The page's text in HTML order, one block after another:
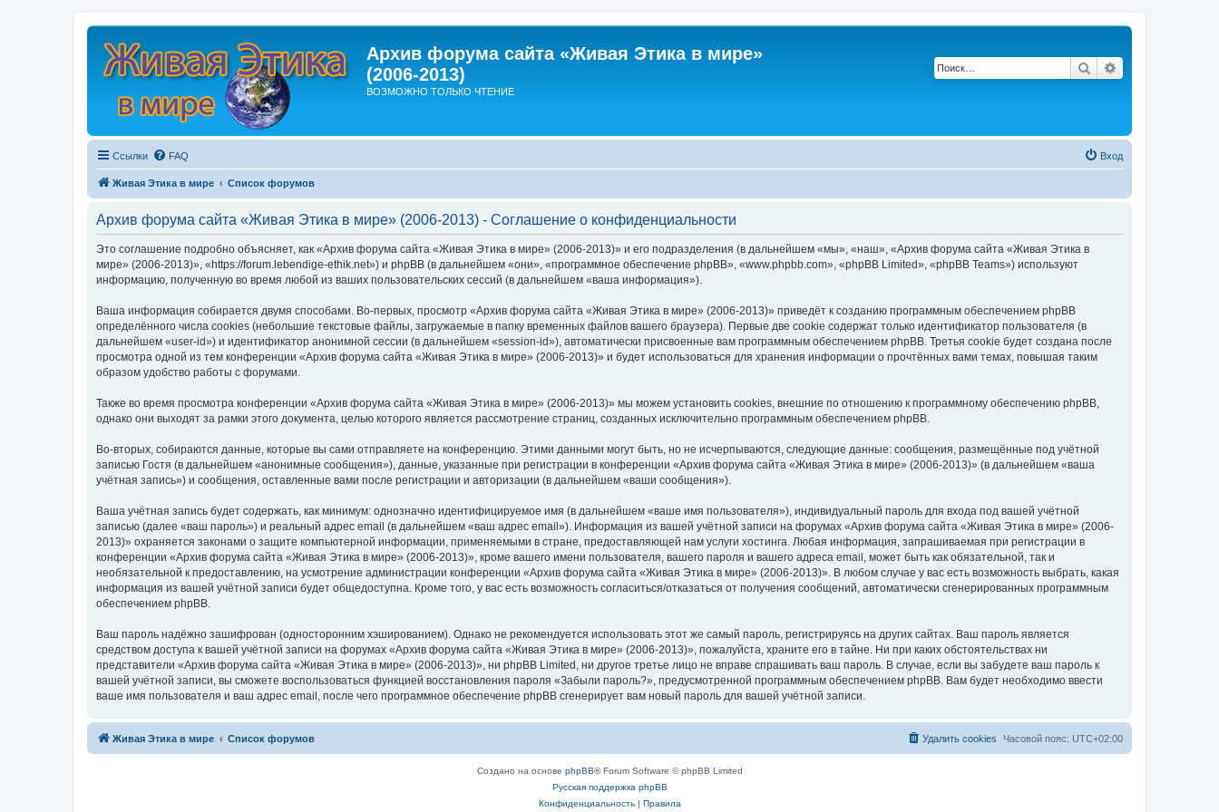
Архив форума сайта «Живая Этика в мире»
(2006-2013)
ВОЗМОЖНО ТОЛЬКО ЧТЕНИЕ
Поиск
Ссылки FAQ Вход
Живая Этика в мире Список форумов
Архив форума сайта «Живая Этика в мире» (2006-2013) - Соглашение о конфиденциальности
Это соглашение подробно объясняет, как «Архив форума сайта «Живая Этика в мире» (2006-2013)» и его подразделения (в дальнейшем «мы», «наш», «Архив форума сайта «Живая Этика в
мире» (2006-2013)», «https://forum.lebendige-ethik.net») и phpBB (в дальнейшем «они», «программное обеспечение phpBB», «www.phpbb.com», «phpBB Limited», «phpBB Teams») используют
информацию, полученную во время любой из ваших пользовательских сессий (в дальнейшем «ваша информация»).
Ваша информация собирается двумя способами. Во-первых, просмотр «Архив форума сайта «Живая Этика в мире» (2006-2013)» приведёт к созданию программным обеспечением phpBB
определённого числа cookies (небольшие текстовые файлы, загружаемые в папку временных файлов вашего браузера). Первые две cookie содержат только идентификатор пользователя (в
дальнейшем «user-id») и идентификатор анонимной сессии (в дальнейшем «session-id»), автоматически присвоенные вам программным обеспечением phpBB. Третья cookie будет создана после
просмотра одной из тем конференции «Архив форума сайта «Живая Этика в мире» (2006-2013)» и будет использоваться для хранения информации о прочтённых вами темах, повышая таким
образом удобство работы с форумами.
Также во время просмотра конференции «Архив форума сайта «Живая Этика в мире» (2006-2013)» мы можем установить cookies, внешние по отношению к программному обеспечению phpBB,
однако они выходят за рамки этого документа, целью которого является рассмотрение страниц, созданных исключительно программным обеспечением phpBB.
Во-вторых, собираются данные, которые вы сами отправляете на конференцию. Этими данными могут быть, но не исчерпываются, следующие данные: сообщения, размещённые под учётной
записью Гостя (в дальнейшем «анонимные сообщения»), данные, указанные при регистрации в конференции «Архив форума сайта «Живая Этика в мире» (2006-2013)» (в дальнейшем «ваша
учётная запись») и сообщения, оставленные вами после регистрации и авторизации (в дальнейшем «ваши сообщения»).
Ваша учётная запись будет содержать, как минимум: однозначно идентифицируемое имя (в дальнейшем «ваше имя пользователя»), индивидуальный пароль для входа под вашей учётной
записью (далее «ваш пароль») и реальный адрес email (в дальнейшем «ваш адрес email»). Информация из вашей учётной записи на форумах «Архив форума сайта «Живая Этика в мире» (2006-
2013)» охраняется законами о защите компьютерной информации, применяемыми в стране, предоставляющей нам услуги хостинга. Любая информация, запрашиваемая при регистрации в
конференции «Архив форума сайта «Живая Этика в мире» (2006-2013)», кроме вашего имени пользователя, вашего пароля и вашего адреса email, может быть как обязательной, так и
необязательной к предоставлению, на усмотрение администрации конференции «Архив форума сайта «Живая Этика в мире» (2006-2013)». В любом случае у вас есть возможность выбрать, какая
информация из вашей учётной записи будет общедоступна. Кроме того, у вас есть возможность согласиться/отказаться от получения сообщений, автоматически сгенерированных программным
обеспечением phpBB.
Ваш пароль надёжно зашифрован (односторонним хэшированием). Однако не рекомендуется использовать этот же самый пароль, регистрируясь на других сайтах. Ваш пароль является
средством доступа к вашей учётной записи на форумах «Архив форума сайта «Живая Этика в мире» (2006-2013)», пожалуйста, храните его в тайне. Ни при каких обстоятельствах ни
представители «Архив форума сайта «Живая Этика в мире» (2006-2013)», ни phpBB Limited, ни другое третье лицо не вправе спрашивать ваш пароль. В случае, если вы забудете ваш пароль к
вашей учётной записи, вы сможете воспользоваться функцией восстановления пароля «Забыли пароль?», предусмотренной программным обеспечением phpBB. Вам будет необходимо ввести
ваше имя пользователя и ваш адрес email, после чего программное обеспечение phpBB сгенерирует вам новый пароль для вашей учётной записи.
Живая Этика в мире Список форумов Часовой пояс: UTC+02:00
Удалить cookies
Создано на основе phpBB® Forum Software © phpBB Limited
Русская поддержка phpBB
Конфиденциальность| Правила